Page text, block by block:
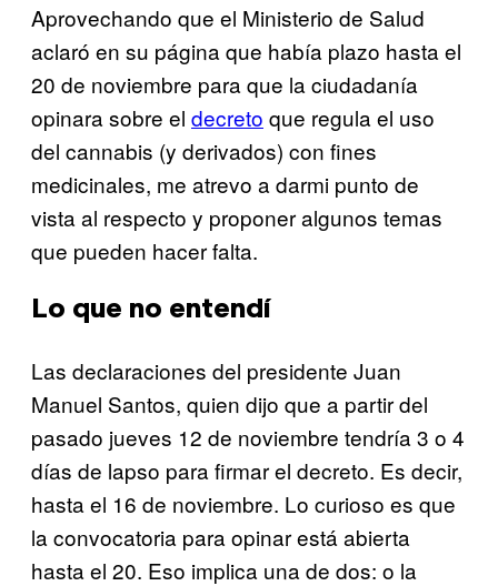
Aprovechando que el Ministerio de Salud
aclaró en su página que había plazo hasta el
20 de noviembre para que la ciudadanía
opinara sobre el decreto que regula el uso
del cannabis (y derivados) con fines
medicinales, me atrevo a darmi punto de
vista al respecto y proponer algunos temas
que pueden hacer falta.
Lo que no entendí
Las declaraciones del presidente Juan
Manuel Santos, quien dijo que a partir del
pasado jueves 12 de noviembre tendría 3 o 4
días de lapso para firmar el decreto. Es decir,
hasta el 16 de noviembre. Lo curioso es que
la convocatoria para opinar está abierta
hasta el 20. Eso implica una de dos: o la